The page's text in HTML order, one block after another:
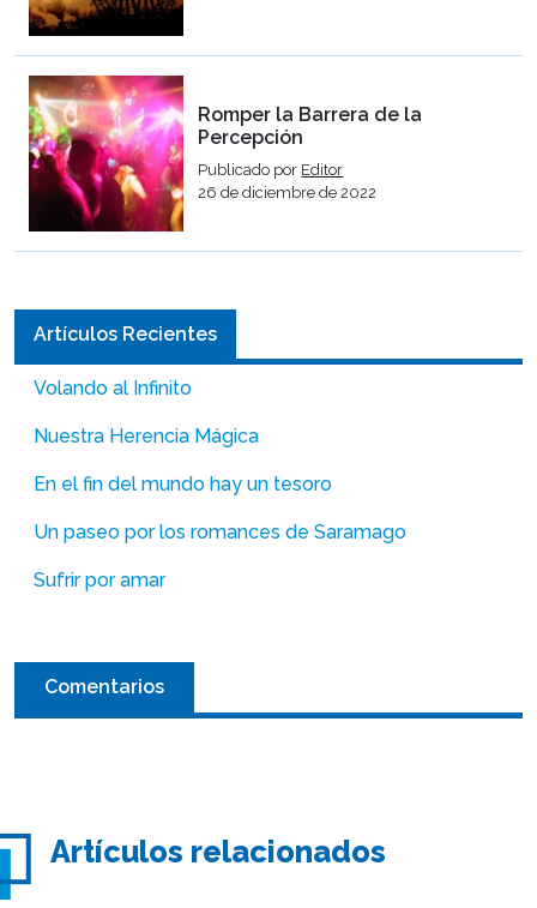
Romper la Barrera de la
Percepción
Publicado por Editor
26 de diciembre de 2022
Artículos Recientes
Volando al Infinito
Nuestra Herencia Mágica
En el fin del mundo hay un tesoro
Un paseo por los romances de Saramago
Sufrir por amar
Comentarios
Artículos relacionados